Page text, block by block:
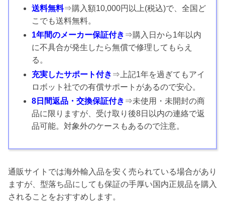
送料無料⇒購入額10,000円以上(税込)で、全国ど
こでも送料無料。
1年間のメーカー保証付き ⇒購入日から1年以内
に不具合が発生したら無償で修理してもらえ
る。
充実したサポート付き ⇒上記1年を過ぎてもアイ
ロボット社での有償サポートがあるので安心。
8日間返品・交換保証付き ⇒未使用・未開封の商
品に限りますが、受け取り後8日以内の連絡で返
品可能。対象外のケースもあるので注意。
通販サイトでは海外輸入品を安く売られている場合があり
ますが、型落ち品にしても保証の手厚い国内正規品を購入
されることをおすすめします。